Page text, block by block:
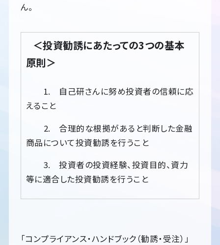
ん。
＜投資勧誘にあたっての3つの基本
原則＞
1. 自己研さんに努め投資者の信頼に応
えること
2. 合理的な根拠があると判断した金融
商品について投資勧誘を行うこと
3. 投資者の投資経験、投資目的、資力
等に適合した投資勧誘を行うこと
「コンプライアンス・ハンドブック（勧誘・受注）」